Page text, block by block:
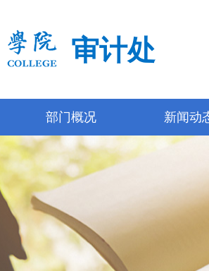
审计处
部门概况 新闻动